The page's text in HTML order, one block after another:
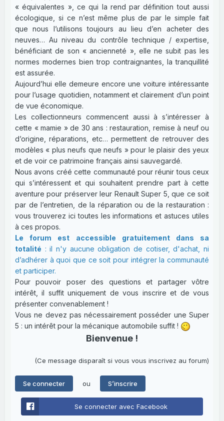
« équivalentes », ce qui la rend par définition tout aussi
écologique, si ce n’est même plus de par le simple fait
que nous l’utilisons toujours au lieu d’en acheter des
neuves… Au niveau du contrôle technique / expertise,
bénéficiant de son « ancienneté », elle ne subit pas les
normes modernes bien trop contraignantes, la tranquillité
est assurée.
Aujourd’hui elle demeure encore une voiture intéressante
pour l’usage quotidien, notamment et clairement d’un point
de vue économique.
Les collectionneurs commencent aussi à s’intéresser à
cette « mamie » de 30 ans : restauration, remise à neuf ou
d’origine, réparations, etc… permettent de retrouver des
modèles « plus neufs que neufs » pour le plaisir des yeux
et de voir ce patrimoine français ainsi sauvegardé.
Nous avons créé cette communauté pour réunir tous ceux
qui s’intéressent et qui souhaitent prendre part à cette
aventure pour préserver leur Renault Super 5, que ce soit
par de l’entretien, de la réparation ou de la restauration :
vous trouverez ici toutes les informations et astuces utiles
à ces propos.
Le forum est accessible gratuitement dans sa
totalité : il n'y aucune obligation de cotiser, d'achat, ni
d’adhérer à quoi que ce soit pour intégrer la communauté
et participer.
Pour pouvoir poser des questions et partager vôtre
intérêt, il suffit uniquement de vous inscrire et de vous
présenter convenablement !
Vous ne devez pas nécessairement posséder une Super
5 : un intérêt pour la mécanique automobile suffit !
Bienvenue !
(Ce message disparaît si vous vous inscrivez au forum)
Se connecter ou S’inscrire
Se connecter avec Facebook